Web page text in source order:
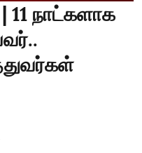
நாட்களாக